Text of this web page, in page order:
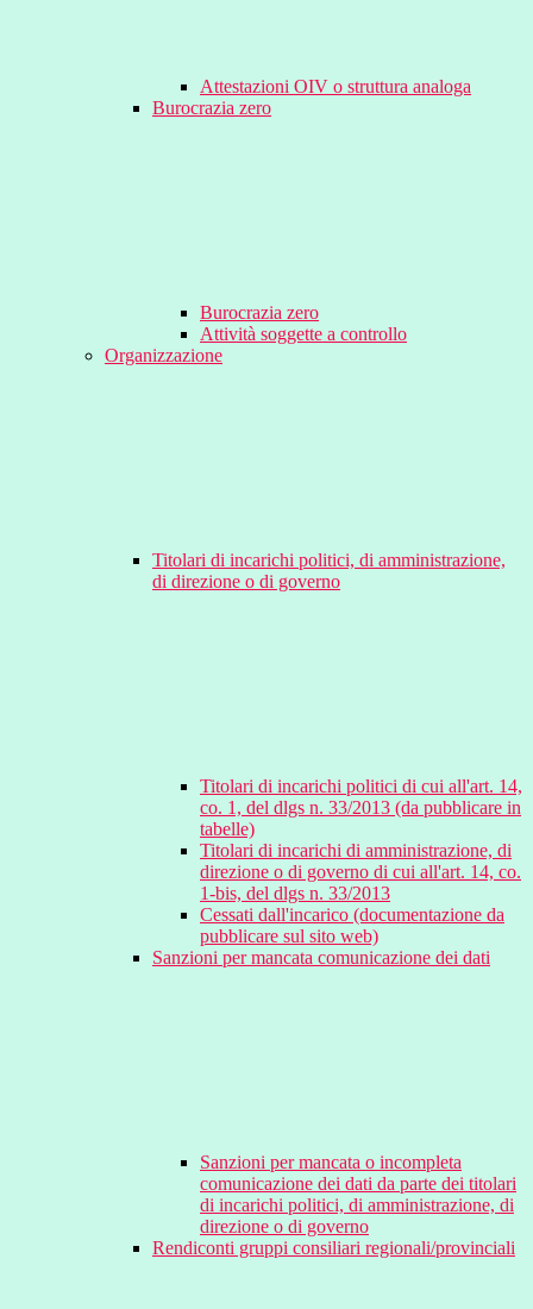
Attestazioni OIV o struttura analoga
Burocrazia zero
Burocrazia zero
Attività soggette a controllo
Organizzazione
Titolari di incarichi politici, di amministrazione,
di direzione o di governo
Titolari di incarichi politici di cui all'art. 14,
co. 1, del dlgs n. 33/2013 (da pubblicare in
tabelle)
Titolari di incarichi di amministrazione, di
direzione o di governo di cui all'art. 14, co.
1-bis, del dlgs n. 33/2013
Cessati dall'incarico (documentazione da
pubblicare sul sito web)
Sanzioni per mancata comunicazione dei dati
Sanzioni per mancata o incompleta
comunicazione dei dati da parte dei titolari
di incarichi politici, di amministrazione, di
direzione o di governo
Rendiconti gruppi consiliari regionali/provinciali